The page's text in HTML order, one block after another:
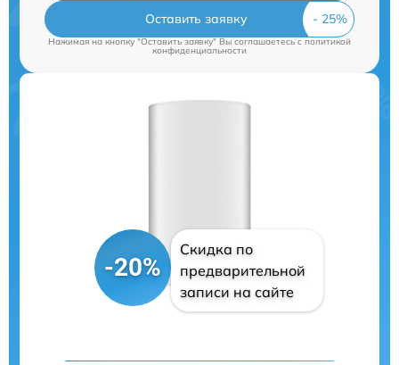
Оставить заявку
Нажимая на кнопку "Оставить заявку" Вы соглашаетесь cполитикой
конфиденциальности
-20%
Скидка по
предварительной
записи на сайте